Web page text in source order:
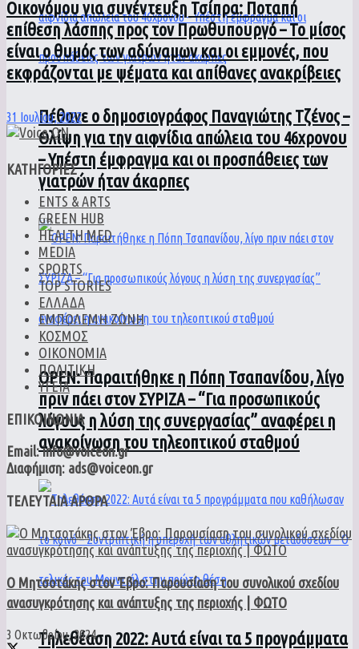
Πέθανε ο δημοσιογράφος Παναγιώτης Τζένος –
Θλίψη για την αιφνίδια απώλεια του 46χρονου
– Υπέστη έμφραγμα και οι προσπάθειες των
γιατρών ήταν άκαρπες
ΟPEN: Παραιτήθηκε η Πόπη Τσαπανίδου, λίγο
πριν πάει στον ΣΥΡΙΖΑ – “Για προσωπικούς
λόγους η λύση της συνεργασίας” αναφέρει η
ανακοίνωση του τηλεοπτικού σταθμού
Τηλεθέαση 2022: Αυτά είναι τα 5 προγράμματα
Οικονόμου για συνέντευξη Τσίπρα: Ποταπή
επίθεση λάσπης προς τον Πρωθυπουργό – Το μίσος
είναι ο θυμός των αδύναμων και οι εμμονές, που
εκφράζονται με ψέματα και απίθανες ανακρίβειες
31 Ιουλίου, 2022
ΚΑΤΗΓΟΡΙΕΣ
ENTS & ARTS
GREEN HUB
HEALTH MED
MEDIA
SPORTS
TOP STORIES
ΕΛΛΑΔΑ
ΕΜΠΟΛΕΜΗ ΖΩΝΗ
ΚΟΣΜΟΣ
ΟΙΚΟΝΟΜΙΑ
ΠΟΛΙΤΙΚΗ
ΥΓΕΙΑ
ΕΠΙΚΟΙΝΩΝΙΑ
Email: info@voiceon.gr
Διαφήμιση: ads@voiceon.gr
ΤΕΛΕΥΤΑΙΑ ΑΡΘΡΑ
Ο Μητσοτάκης στον Έβρο: Παρουσίαση του συνολικού σχεδίου
ανασυγκρότησης και ανάπτυξης της περιοχής | ΦΩΤΟ
3 Οκτωβρίου, 2024